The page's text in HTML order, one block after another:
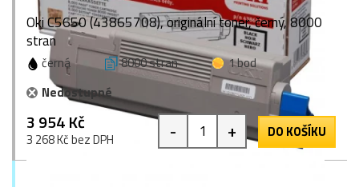
Oki C5650 (43865708), originální toner, černý, 8000
stran
černá 8000 stran
1 bod
Nedostupné
3 954 Kč
3 268 Kč bez DPH - + DO KOŠÍKU